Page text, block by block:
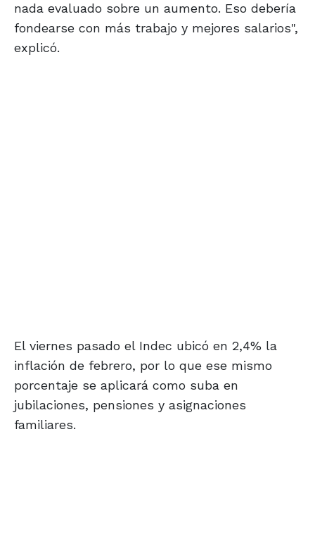
nada evaluado sobre un aumento. Eso debería
fondearse con más trabajo y mejores salarios",
explicó.
El viernes pasado el Indec ubicó en 2,4% la
inflación de febrero, por lo que ese mismo
porcentaje se aplicará como suba en
jubilaciones, pensiones y asignaciones
familiares.